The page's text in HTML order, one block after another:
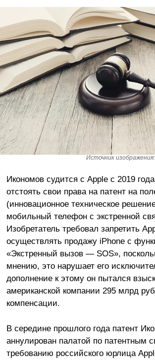
Источник
Икономов судится с Apple с 2019
отстоять свои права на патент на
(инновационное техническое
мобильный телефон с экстренной
Изобретатель требовал запретить
осуществлять продажу iPhone с
«Экстренный вызов — SOS»,
мнению, это нарушает его
дополнение к этому он пытался
американской компании 295 млрд
компенсации.
В середине прошлого года патент
аннулирован палатой по патентным
требованию российского юрлица